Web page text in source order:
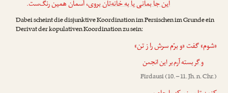
این جا بمانی یا به خانه‌تان بروی، آسمان همین رنگ‌ست.
Dabei scheint die disjunktive Koordination im Persischen im Grunde ein
Derivat der kopulativen Koordination zu sein:
«شوم» گفت «و برّم سرش را ز تن»
و گربسته آرم بر این انجمن
Firdausi(10. – 11. Jh. n. Chr.)